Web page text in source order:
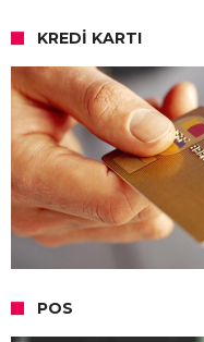
KREDI KARTI
POS